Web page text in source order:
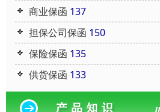
商业保函 137
担保公司保函 150
保险保函 135
供货保函 133